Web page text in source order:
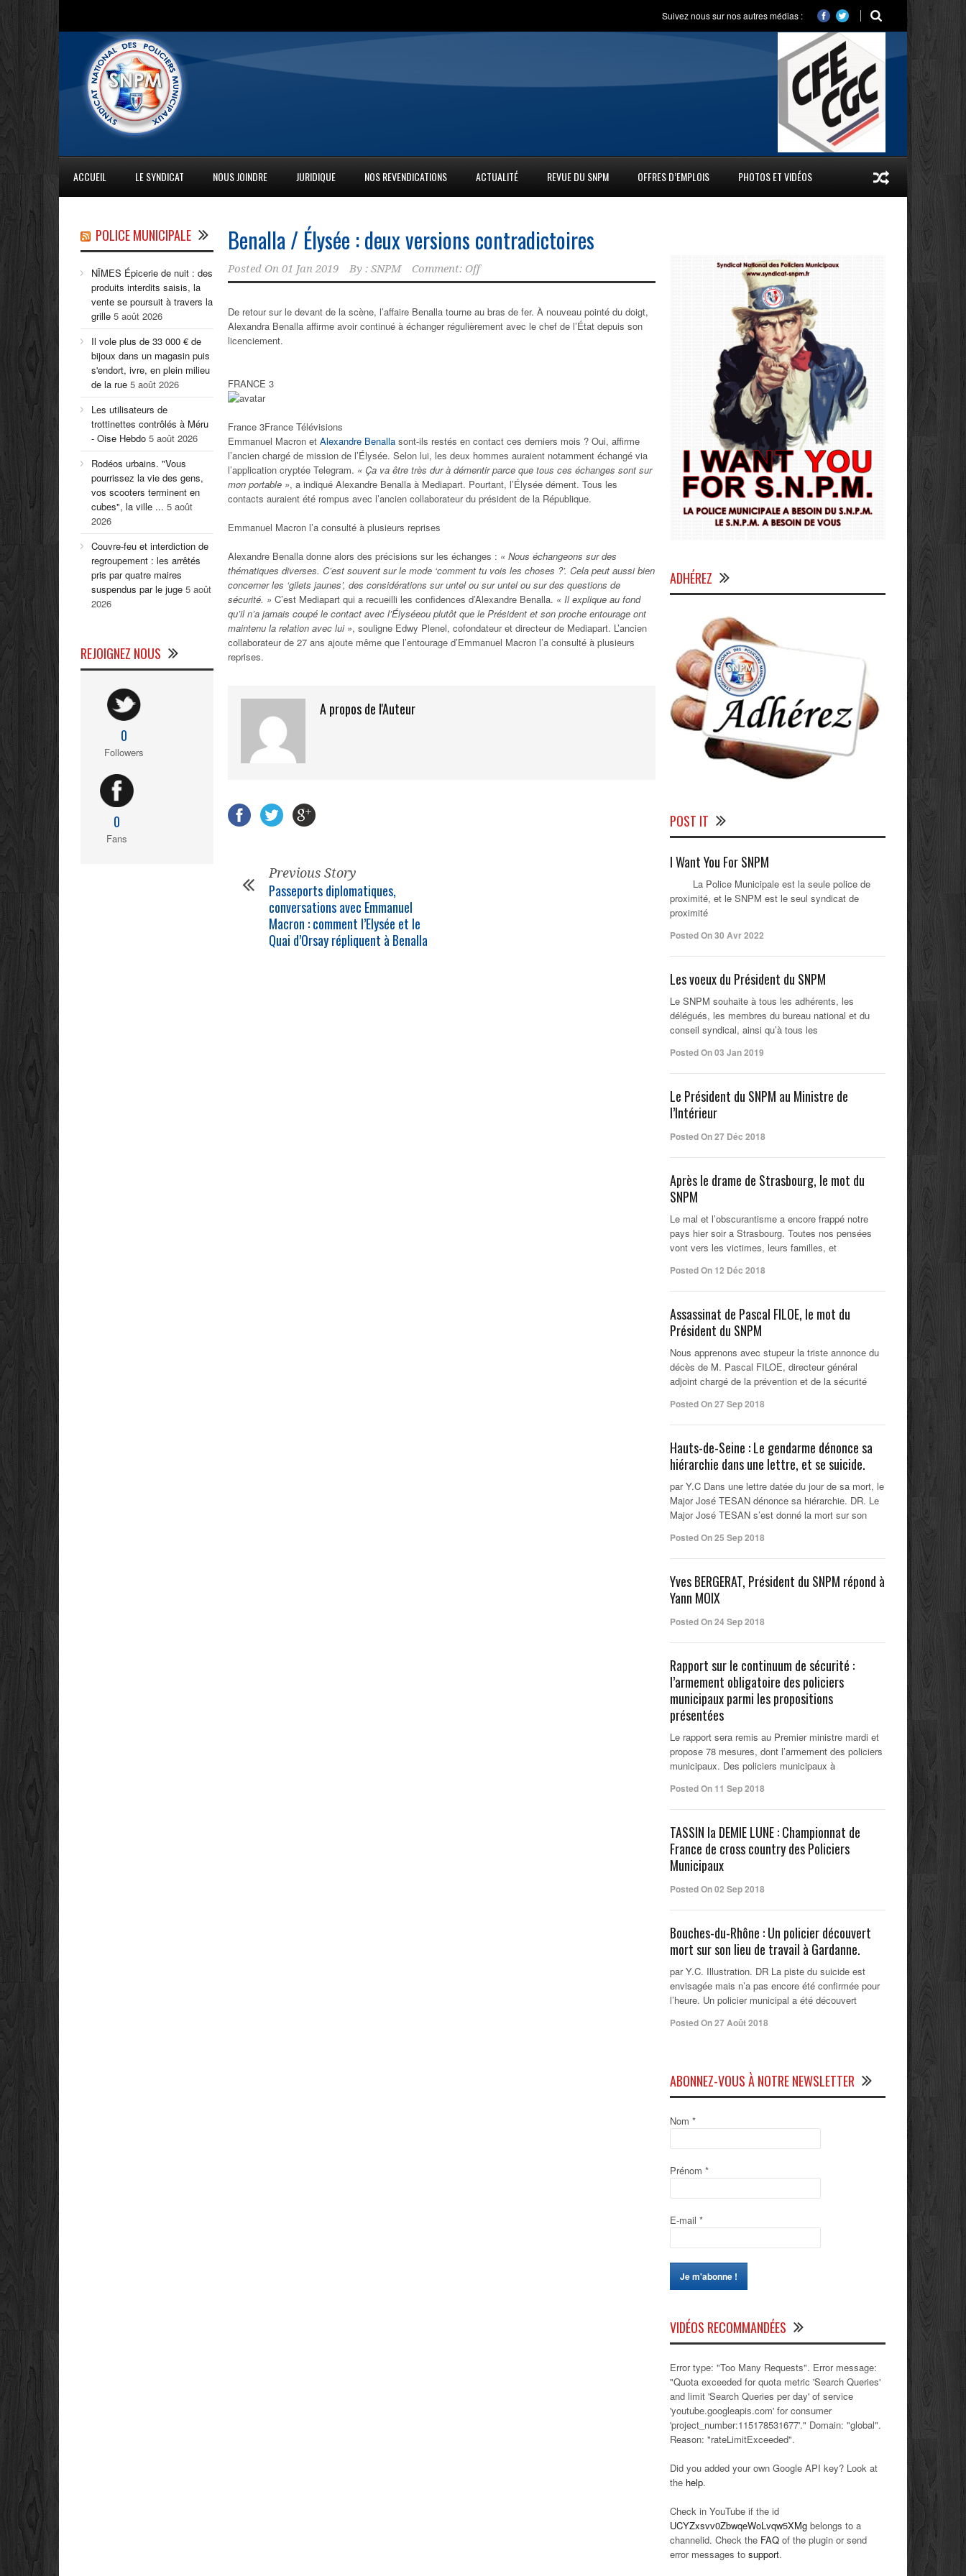
Suivez nous sur nos autres médias :
ACCUEIL LE SYNDICAT NOUS JOINDRE JURIDIQUE NOS REVENDICATIONS ACTUALITÉ REVUE DU SNPM OFFRES D’EMPLOIS PHOTOS ET VIDÉOS
Benalla / Élysée : deux versions contradictoires
Posted On 01 Jan 2019 By : SNPM Comment: Off
De retour sur le devant de la scène, l’affaire Benalla tourne au bras de fer. À nouveau pointé du doigt,
Alexandra Benalla affirme avoir continué à échanger régulièrement avec le chef de l’État depuis son
licenciement.
FRANCE 3
France 3France Télévisions
Emmanuel Macron et Alexandre Benalla sont-ils restés en contact ces derniers mois ? Oui, affirme
l’ancien chargé de mission de l’Élysée. Selon lui, les deux hommes auraient notamment échangé via
l’application cryptée Telegram. « Ça va être très dur à démentir parce que tous ces échanges sont sur
mon portable », a indiqué Alexandre Benalla à Mediapart. Pourtant, l’Élysée dément. Tous les
contacts auraient été rompus avec l’ancien collaborateur du président de la République.
Emmanuel Macron l’a consulté à plusieurs reprises
Alexandre Benalla donne alors des précisions sur les échanges : « Nous échangeons sur des
thématiques diverses. C’est souvent sur le mode ‘comment tu vois les choses ?’. Cela peut aussi bien
concerner les ‘gilets jaunes’, des considérations sur untel ou sur untel ou sur des questions de
sécurité. » C’est Mediapart qui a recueilli les confidences d’Alexandre Benalla. « Il explique au fond
qu’il n’a jamais coupé le contact avec l’Élyséeou plutôt que le Président et son proche entourage ont
maintenu la relation avec lui », souligne Edwy Plenel, cofondateur et directeur de Mediapart. L’ancien
collaborateur de 27 ans ajoute même que l’entourage d’Emmanuel Macron l’a consulté à plusieurs
reprises.
A propos de l'Auteur
Previous Story
Passeports diplomatiques,
conversations avec Emmanuel
Macron : comment l’Elysée et le
Quai d’Orsay répliquent à Benalla
POLICE MUNICIPALE
NÎMES Épicerie de nuit : des
produits interdits saisis, la
vente se poursuit à travers la
grille 5 août 2026
Il vole plus de 33 000 € de
bijoux dans un magasin puis
s'endort, ivre, en plein milieu
de la rue 5 août 2026
Les utilisateurs de
trottinettes contrôlés à Méru
- Oise Hebdo 5 août 2026
Rodéos urbains. "Vous
pourrissez la vie des gens,
vos scooters terminent en
cubes", la ville ... 5 août
2026
Couvre-feu et interdiction de
regroupement : les arrêtés
pris par quatre maires
suspendus par le juge 5 août
2026
REJOIGNEZ NOUS
0
Followers
0
Fans
ADHÉREZ
POST IT
I Want You For SNPM
La Police Municipale est la seule police de
proximité, et le SNPM est le seul syndicat de
proximité
Posted On 30 Avr 2022
Les voeux du Président du SNPM
Le SNPM souhaite à tous les adhérents, les
délégués, les membres du bureau national et du
conseil syndical, ainsi qu’à tous les
Posted On 03 Jan 2019
Le Président du SNPM au Ministre de
l’Intérieur
Posted On 27 Déc 2018
Après le drame de Strasbourg, le mot du
SNPM
Le mal et l’obscurantisme a encore frappé notre
pays hier soir a Strasbourg. Toutes nos pensées
vont vers les victimes, leurs familles, et
Posted On 12 Déc 2018
Assassinat de Pascal FILOE, le mot du
Président du SNPM
Nous apprenons avec stupeur la triste annonce du
décès de M. Pascal FILOE, directeur général
adjoint chargé de la prévention et de la sécurité
Posted On 27 Sep 2018
Hauts-de-Seine : Le gendarme dénonce sa
hiérarchie dans une lettre, et se suicide.
par Y.C Dans une lettre datée du jour de sa mort, le
Major José TESAN dénonce sa hiérarchie. DR. Le
Major José TESAN s’est donné la mort sur son
Posted On 25 Sep 2018
Yves BERGERAT, Président du SNPM répond à
Yann MOIX
Posted On 24 Sep 2018
Rapport sur le continuum de sécurité :
l’armement obligatoire des policiers
municipaux parmi les propositions
présentées
Le rapport sera remis au Premier ministre mardi et
propose 78 mesures, dont l’armement des policiers
municipaux. Des policiers municipaux à
Posted On 11 Sep 2018
TASSIN la DEMIE LUNE : Championnat de
France de cross country des Policiers
Municipaux
Posted On 02 Sep 2018
Bouches-du-Rhône : Un policier découvert
mort sur son lieu de travail à Gardanne.
par Y.C. Illustration. DR La piste du suicide est
envisagée mais n’a pas encore été confirmée pour
l’heure. Un policier municipal a été découvert
Posted On 27 Août 2018
ABONNEZ-VOUS À NOTRE NEWSLETTER
Nom *
Prénom *
E-mail *
VIDÉOS RECOMMANDÉES
Error type: "Too Many Requests". Error message:
"Quota exceeded for quota metric 'Search Queries'
and limit 'Search Queries per day' of service
'youtube.googleapis.com' for consumer
'project_number:115178531677'." Domain: "global".
Reason: "rateLimitExceeded".
Did you added your own Google API key? Look at
the help.
Check in YouTube if the id
UCYZxsvv0ZbwqeWoLvqw5XMg belongs to a
channelid. Check the FAQ of the plugin or send
error messages to support.